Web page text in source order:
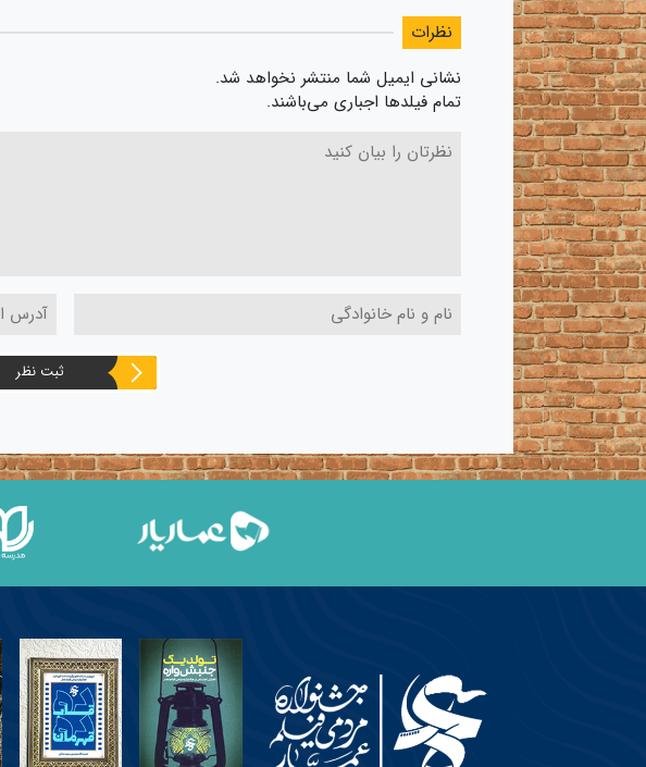
نظرات
نشانی ایمیل شما منتشر نخواهد شد.
تمام فیلدها اجباری می‌باشند.
ثبت نظر